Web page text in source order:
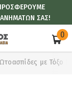
ΣΑΣ!
00
Ωτοασπίδες με Τόξο